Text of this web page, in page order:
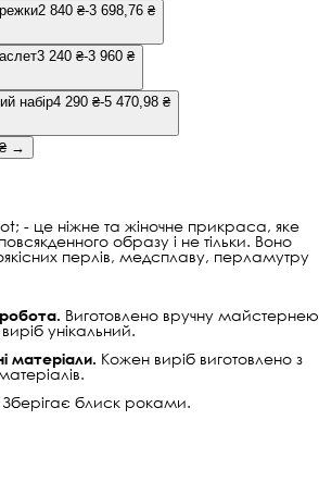
2 840 ₴-3 698,76 ₴
3 240 ₴-3 960 ₴
набір4 290 ₴-5 470,98 ₴
₴ →
- це ніжне та жіночне прикраса, яке
образу і не тільки. Воно
перлів, медсплаву, перламутру
Виготовлено вручну майстернею
унікальний.
матеріали. Кожен виріб виготовлено з
Зберігає блиск роками.